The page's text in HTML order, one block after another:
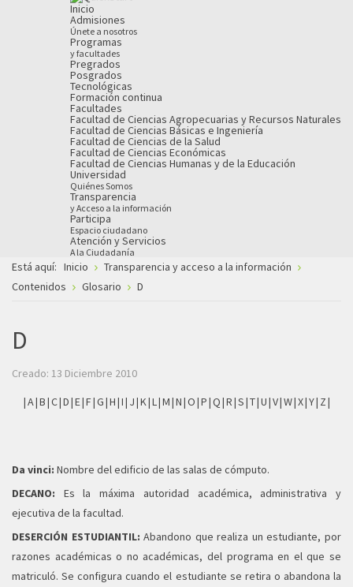
Inicio
Admisiones
Únete a nosotros
Programas
y facultades
Pregrados
Posgrados
Tecnológicas
Formación continua
Facultades
Facultad de Ciencias Agropecuarias y Recursos Naturales
Facultad de Ciencias Básicas e Ingeniería
Facultad de Ciencias de la Salud
Facultad de Ciencias Económicas
Facultad de Ciencias Humanas y de la Educación
Universidad
Quiénes Somos
Transparencia
y Acceso a la información
Participa
Espacio ciudadano
Atención y Servicios
A la Ciudadanía
Está aquí: Inicio
Transparencia y acceso a la información
Contenidos
Glosario D
D
Creado: 13 Diciembre 2010
|A|B|C|D|E|F|G|H|I| J|K|L|M|N|O|P|Q|R|S|T|U|V|W|X|Y| Z|
Da vinci: Nombre del edificio de las salas de cómputo.
DECANO: Es la máxima autoridad académica, administrativa y
ejecutiva de la facultad.
DESERCIÓN ESTUDIANTIL: Abandono que realiza un estudiante, por
razones académicas o no académicas, del programa en el que se
matriculó. Se configura cuando el estudiante se retira o abandona la